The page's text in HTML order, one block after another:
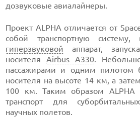
дозвуковые авиалайнеры.
Проект ALPHA отличается от
собой транспортную
гиперзвуковой аппарат,
носителяAirbus A330.
пассажирами и одним пилотом
носителя на высоте 14 км, а
100 км. Таким образом ALPHA
транспорт для
научных полетов.